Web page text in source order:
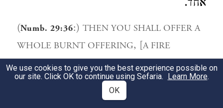
אחד.
(Numb. 29:36:) THEN YOU SHALL OFFER A
WHOLE BURNT OFFERING, [A FIRE
OFFERING, A SWEET AROMA TO THE
LORD ]:ONE BULL, ONE RAM, <….><The
situation> is comparble to a king who made
We use cookies to give you the best experience possible on
our site. Click OK to continue using Sefaria. Learn More.
OK